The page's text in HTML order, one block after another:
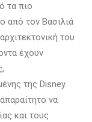
τα πιο
από τον Βασιλιά
του
έχουν
της Disney.
να
και τους